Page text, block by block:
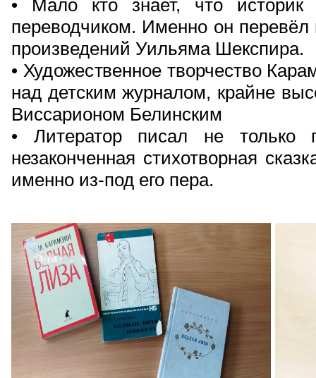
• Мало кто знает, что
переводчиком. Именно он перевёл
произведений Уильяма Шекспира.
• Художественное творчество
над детским журналом, крайне
Виссарионом Белинским
• Литератор писал не только
незаконченная стихотворная
именно из-под его пера.